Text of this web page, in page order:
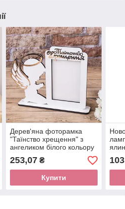
Дерев'яна фоторамка
"Таїнство хрещення" з
ангеликом білого кольору
21х5х23 см (1 шт.)
253,07₴
Купити